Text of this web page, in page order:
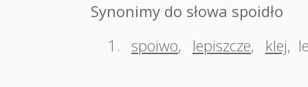
Synonimy do słowa spoidło
1.
spoiwo, lepiszcze, klej,